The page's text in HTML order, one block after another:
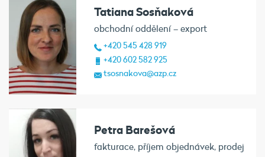
Tatiana Sosňaková
obchodní oddělení – export
+420 545 428 919
+420 602 582 925
tsosnakova@azp.cz
Petra Barešová
fakturace, příjem objednávek, prodej